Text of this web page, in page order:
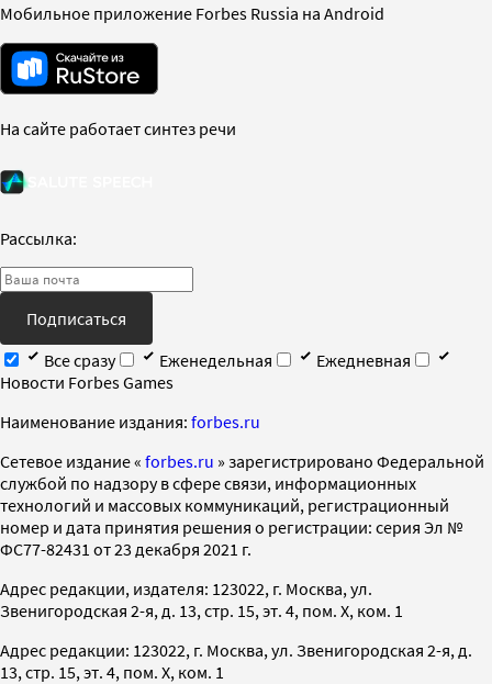
Мобильное приложение Forbes Russia на Android
На сайте работает синтез речи
Рассылка:
Подписаться
Все сразу
Еженедельная
Ежедневная
Новости Forbes Games
Наименование издания: forbes.ru
Cетевое издание « forbes.ru » зарегистрировано Федеральной
службой по надзору в сфере связи, информационных
технологий и массовых коммуникаций, регистрационный
номер и дата принятия решения о регистрации: серия Эл №
ФС77-82431 от 23 декабря 2021 г.
Адрес редакции, издателя: 123022, г. Москва, ул.
Звенигородская 2-я, д. 13, стр. 15, эт. 4, пом. X, ком. 1
Адрес редакции: 123022, г. Москва, ул. Звенигородская 2-я, д.
13, стр. 15, эт. 4, пом. X, ком. 1